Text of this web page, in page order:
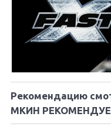
Рекомендацию
МКИН